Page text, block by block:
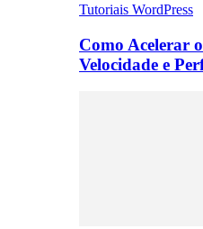
Tutoriais WordPress
Como Acelerar
Velocidade e